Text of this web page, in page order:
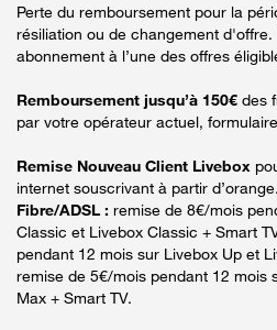
Perte du remboursement pour la
résiliation ou de changement
abonnement à l’une des offres
Remboursement jusqu’à 150€ des
par votre opérateur actuel, formulaire
Remise Nouveau Client Livebox
internet souscrivant à partir
Fibre/ADSL : remise de 8€/mois
Classic et Livebox Classic + Smart
pendant 12 mois sur Livebox Up et
remise de 5€/mois pendant 12 mois
Max + Smart TV.